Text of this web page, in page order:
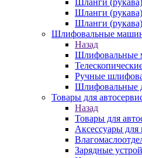
Шланги (рукава)
Шланги
Шланги
Шлифовальные
Назад
Шлифовальные
Ручные
Шлифовальные
Товары для
Назад
Товары для
Аксессуары для
Зарядные